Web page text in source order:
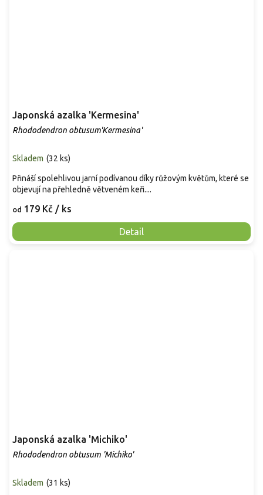
Japonská azalka 'Kermesina'
Rhododendron obtusum'Kermesina'
Skladem (32 ks)
od 179 Kč / ks
Detail
Přináší spolehlivou jarní podívanou díky růžovým květům, které se
objevují na přehledně větveném keři....
Japonská azalka 'Michiko'
Rhododendron obtusum 'Michiko'
Skladem (31 ks)